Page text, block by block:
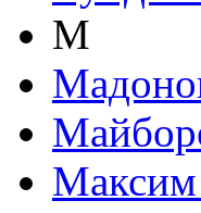
М
Максим